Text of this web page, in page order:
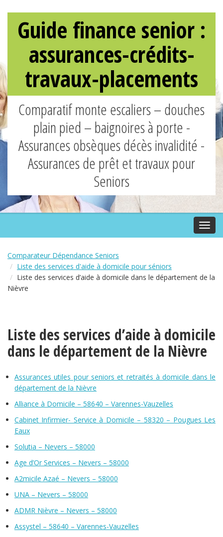
Guide finance senior :
assurances-crédits-
travaux-placements
Comparatif monte escaliers – douches
plain pied – baignoires à porte -
Assurances obsèques décès invalidité -
Assurances de prêt et travaux pour
Seniors
Comparateur Dépendance Seniors
Liste des services d'aide à domicile pour séniors
Liste des services d’aide à domicile dans le département de la
Nièvre
Liste des services d’aide à domicile
dans le département de la Nièvre
Assurances utiles pour seniors et retraités à domicile dans le
département de la Nièvre
Alliance à Domicile – 58640 – Varennes-Vauzelles
Cabinet Infirmier- Service à Domicile – 58320 – Pougues Les
Eaux
Solutia – Nevers – 58000
Age d’Or Services – Nevers – 58000
A2micile Azaé – Nevers – 58000
UNA – Nevers – 58000
ADMR Nièvre – Nevers – 58000
Assystel – 58640 – Varennes-Vauzelles